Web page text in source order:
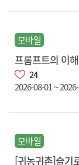
모바일
24
2026-08-01 ~
모바일